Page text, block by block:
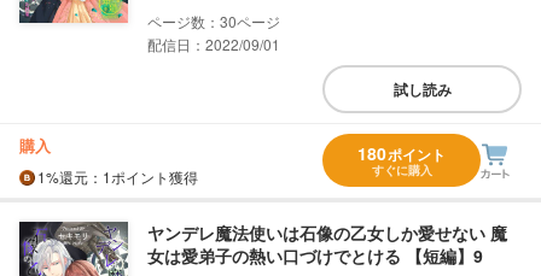
30
配信日：2022/09/01
試し読み
購入
1%還元 ：1ポイント獲得
180ポイント
すぐに購入
ヤンデレ魔法使いは石像の乙女しか愛せない 魔
女は愛弟子の熱い口づけでとける 【短編】9